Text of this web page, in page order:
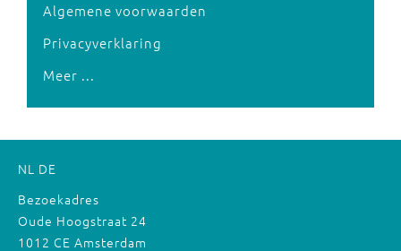
Algemene voorwaarden
Privacyverklaring
Meer ...
NL DE
Bezoekadres
Oude Hoogstraat 24
1012 CE Amsterdam